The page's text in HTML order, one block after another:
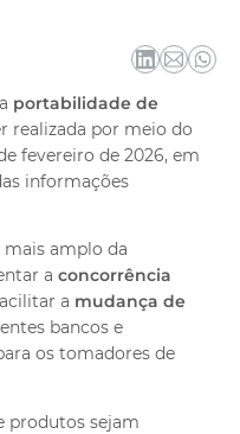
portabilidade de
realizada por meio do
fevereiro de 2026, em
informações
amplo da
a concorrência
a mudança de
bancos e
os tomadores de
produtos sejam